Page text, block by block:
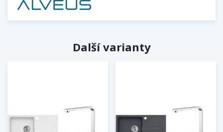
Další varianty